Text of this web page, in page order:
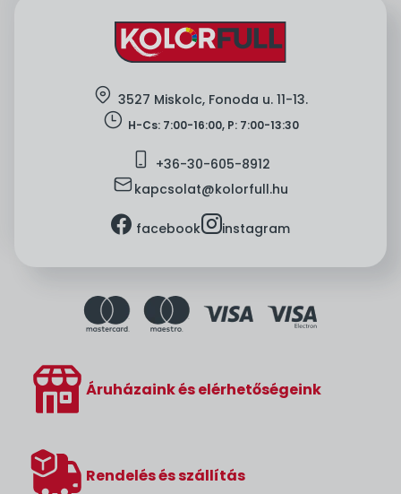
Áruházaink és elérhetőségeink
Rendelés és szállítás
location 3527 Miskolc, Fonoda u. 11-13.
clock H-Cs: 7:00-16:00, P: 7:00-13:30
mobile +36-30-605-8912
mailkapcsolat@kolorfull.hu
facebook facebookinstagraminstagram